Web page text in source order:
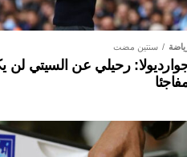
سنتين مضت
رحيلي عن السيتي لن